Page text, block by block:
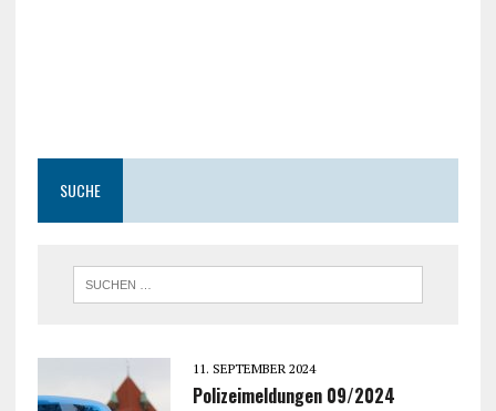
SUCHE
11. SEPTEMBER 2024
Polizeimeldungen 09/2024